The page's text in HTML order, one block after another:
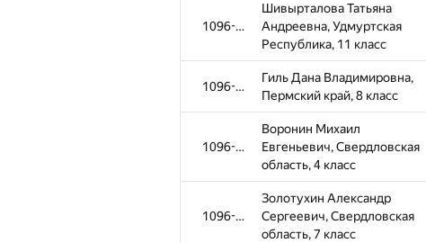
1096-1309
Шивырталова Татьяна
Андреевна, Удмуртская
Республика, 11 класс
1096-1309
Гиль Дана Владимировна,
Пермский край, 8 класс
1096-1309
Воронин Михаил
Евгеньевич, Свердловская
область, 4 класс
1096-1309
Золотухин Александр
Сергеевич, Свердловская
область, 7 класс